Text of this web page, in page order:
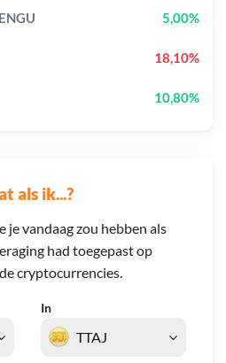
als ik...?
je vandaag zou hebben als
had toegepast op
cryptocurrencies.
In
5,00%
18,10%
10,80%